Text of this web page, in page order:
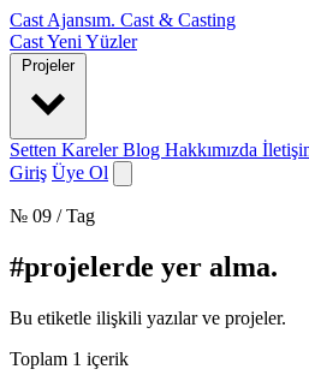
Cast Ajansım. Cast & Casting
CastYeni Yüzler
Projeler
Setten KarelerBlog Hakkımızda
Giriş Üye Ol
№ 09 / Tag
#projelerde yer alma.
Bu etiketle ilişkili yazılar ve projeler.
Toplam 1 içerik